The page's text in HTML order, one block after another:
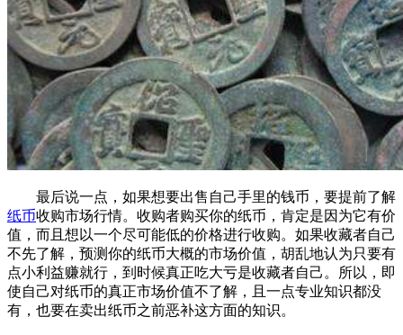
最后说一点，如果想要出售自己手里的钱币，要提前了解
纸币收购市场行情。收购者购买你的纸币，肯定是因为它有价
值，而且想以一个尽可能低的价格进行收购。如果收藏者自己
不先了解，预测你的纸币大概的市场价值，胡乱地认为只要有
点小利益赚就行，到时候真正吃大亏是收藏者自己。所以，即
使自己对纸币的真正市场价值不了解，且一点专业知识都没
有，也要在卖出纸币之前恶补这方面的知识。